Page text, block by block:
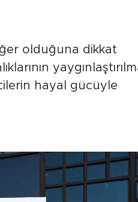
olduğuna dikkat
hayal gücüyle